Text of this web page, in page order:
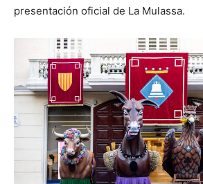
presentación oficial de La Mulassa.